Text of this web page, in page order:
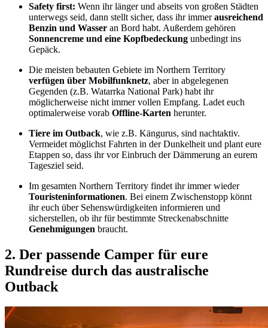
Safety first: Wenn ihr länger und abseits von großen Städten
unterwegs seid, dann stellt sicher, dass ihr immerausreichend
Benzin und Wasser an Bord habt. Außerdem gehören
Sonnencreme und eine Kopfbedeckung unbedingt ins
Gepäck.
Die meisten bebauten Gebiete im Northern Territory
verfügen über Mobilfunknetz, aber in abgelegenen
Gegenden (z.B. Watarrka National Park) habt ihr
möglicherweise nicht immer vollen Empfang. Ladet euch
optimalerweise vorab Offline-Karten herunter.
Tiere im Outback, wie z.B. Kängurus, sind nachtaktiv.
Vermeidet möglichst Fahrten in der Dunkelheit und plant eure
Etappen so, dass ihr vor Einbruch der Dämmerung an eurem
Tagesziel seid.
Im gesamten Northern Territory findet ihr immer wieder
Touristeninformationen. Bei einem Zwischenstopp könnt
ihr euch über Sehenswürdigkeiten informieren und
sicherstellen, ob ihr für bestimmte Streckenabschnitte
Genehmigungen braucht.
2. Der passende Camper für eure
Rundreise durch das australische
Outback